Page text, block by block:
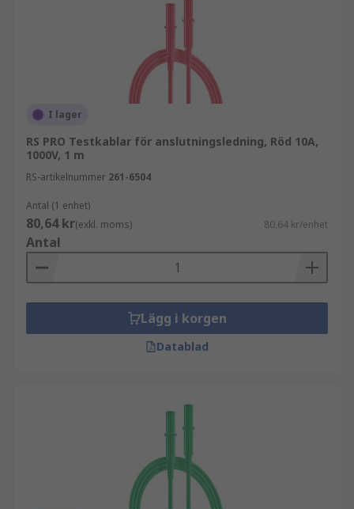
I lager
RS PRO Testkablar för anslutningsledning, Röd 10A,
1000V, 1 m
RS-artikelnummer 261-6504
Antal (1 enhet)
80,64 kr(exkl. moms) 80,64 kr/enhet
Antal
Lägg i korgen
Datablad